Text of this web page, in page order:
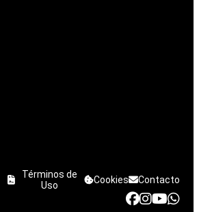
Términos de
Uso
Cookies Contacto